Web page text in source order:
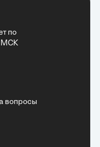
качественно,
экономит
...
по
МСК
вопросы